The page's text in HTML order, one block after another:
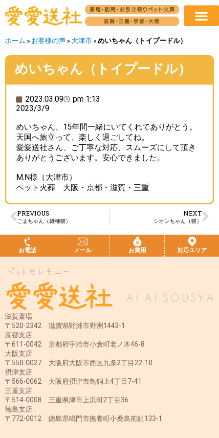
ホーム » お客様の声 » 大津市 »めいちゃん（トイプードル）
めいちゃん（トイプードル）
2023.03.09
pm 1:13
2023/3/9
めいちゃん、15年間一緒にいてくれてありがとう。
天国へ旅立って、楽しく過ごしてね。
愛愛送社さん、ご丁寧な対応、スムーズにして頂き
ありがとうございます。安心できました。
M.N様（大津市）
ペット火葬 大阪・京都・滋賀・三重
PREVIOUS
ごまちゃん（雑種猫）
NEXT
シオンちゃん（猫）
お電話 メール お費用 対応エリア
滋賀斎場
〒520-2342 滋賀県野洲市野洲1443-1
京都支店
〒611-0042 京都府宇治市小倉町老ノ木46-8
大阪支店
〒550-0027 大阪府大阪市西区九条2丁目22-10
摂津支店
〒566-0062 大阪府摂津市鳥飼上4丁目7-41
三重支店
〒514-0008 三重県津市上浜町2丁目36
徳島支店
〒772-0012 徳島県鳴門市撫養町小桑島前組133-1